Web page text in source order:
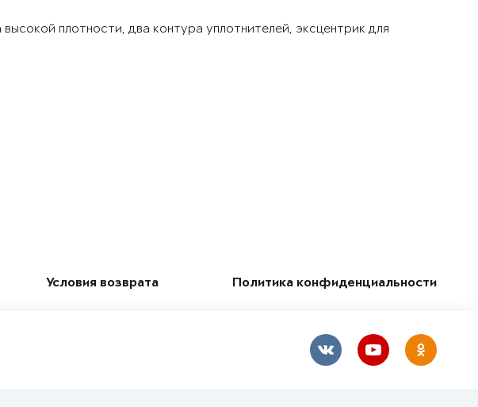
плотности, два контура уплотнителей, эксцентрик для
Условия возврата Политика конфиденциальности